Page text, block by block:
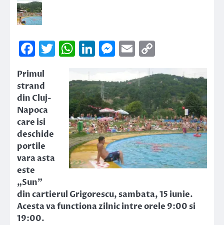
Facebook
Twitter
WhatsApp
LinkedIn
Messenger
Email
Link
Primul
strand
din Cluj-
Napoca
care isi
deschide
portile
vara asta
este
„Sun”
din cartierul Grigorescu, sambata, 15 iunie.
Acesta va functiona zilnic intre orele 9:00 si
19:00.